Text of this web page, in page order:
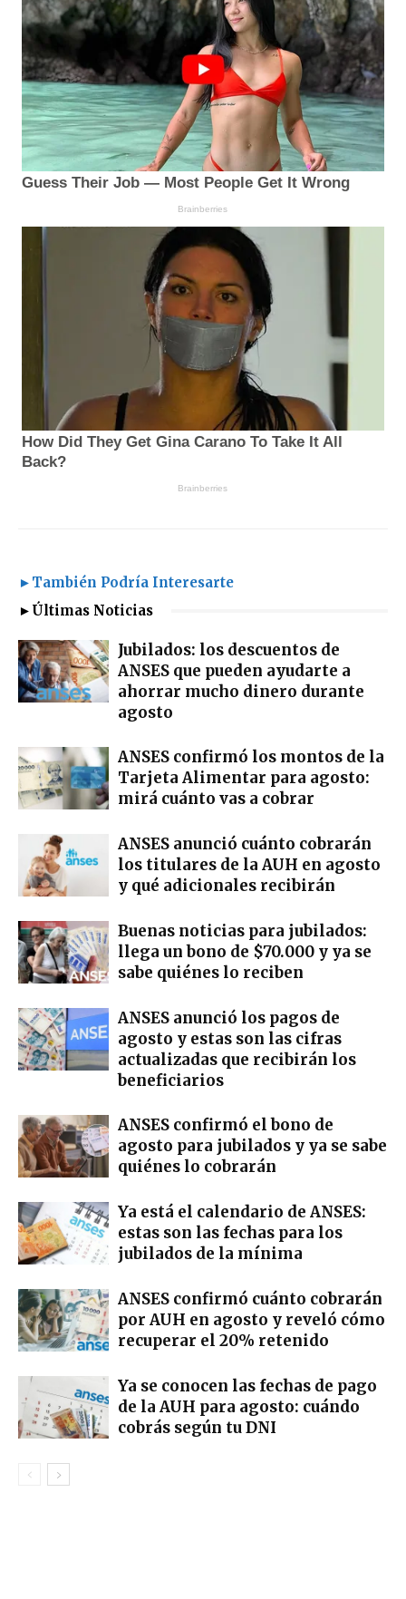
►También Podría Interesarte
►Últimas Noticias
Jubilados: los descuentos de
ANSES que pueden ayudarte a
ahorrar mucho dinero durante
agosto
ANSES confirmó los montos de la
Tarjeta Alimentar para agosto:
mirá cuánto vas a cobrar
ANSES anunció cuánto cobrarán
los titulares de la AUH en agosto
y qué adicionales recibirán
Buenas noticias para jubilados:
llega un bono de $70.000 y ya se
sabe quiénes lo reciben
ANSES anunció los pagos de
agosto y estas son las cifras
actualizadas que recibirán los
beneficiarios
ANSES confirmó el bono de
agosto para jubilados y ya se sabe
quiénes lo cobrarán
Ya está el calendario de ANSES:
estas son las fechas para los
jubilados de la mínima
ANSES confirmó cuánto cobrarán
por AUH en agosto y reveló cómo
recuperar el 20% retenido
Ya se conocen las fechas de pago
de la AUH para agosto: cuándo
cobrás según tu DNI